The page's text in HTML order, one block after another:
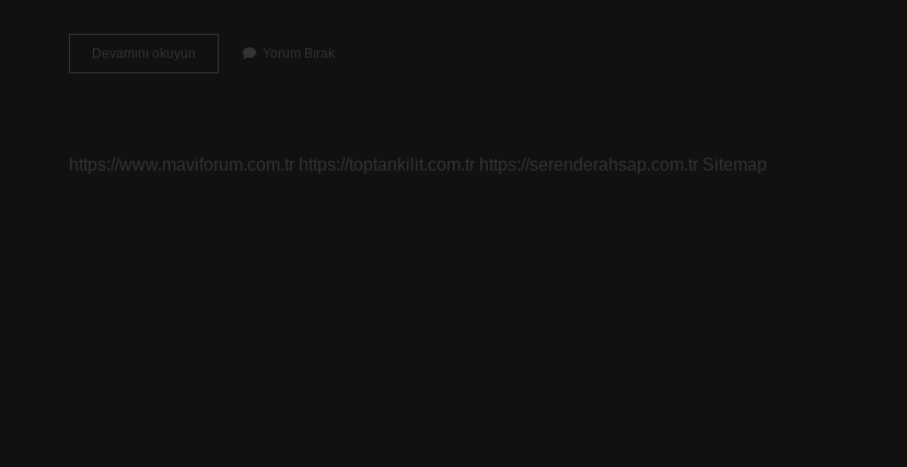
Devamını okuyun
Akdeniz
Yorum Bırak
https://www.maviforum.com.tr https://toptankilit.com.tr https://serenderahsap.com.tr Sitemap